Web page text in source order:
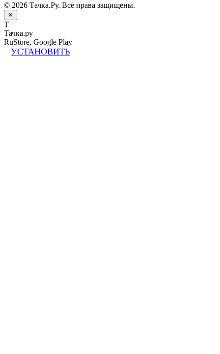
© 2026 Тачка.Ру. Все права защищены.
✕
Т
Тачка.ру
RuStore, Google Play
УСТАНОВИТЬ